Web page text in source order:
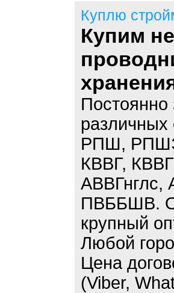
Куплю
Купим
Постоянно
РПШ,
КВВГ,
ПВББШВ.
крупный
Любой
Цена
(Viber,